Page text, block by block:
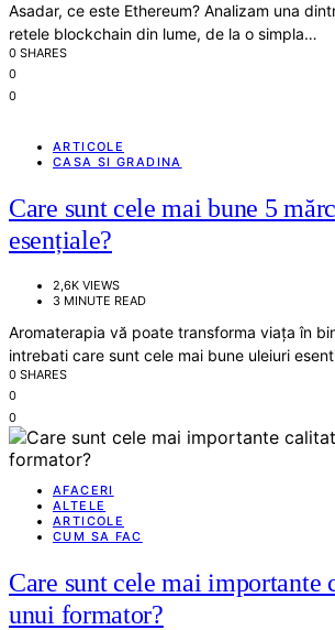
Asadar, ce este Ethereum? Analizam una
retele blockchain din lume, de la o simpla…
0 SHARES
0
0
ARTICOLE
CASA SI GRADINA
Care sunt cele mai bune 5
esențiale?
2,6K VIEWS
3 MINUTE READ
Aromaterapia vă poate transforma viața în
intrebati care sunt cele mai bune uleiuri
0 SHARES
0
0
AFACERI
ALTELE
ARTICOLE
CUM SA FAC
Care sunt cele mai importante
unui formator?